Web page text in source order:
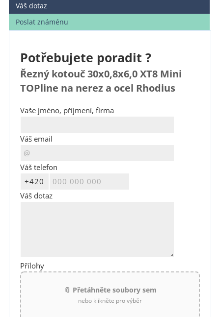
Váš dotaz
Poslat známénu
Potřebujete poradit ?
Řezný kotouč 30x0,8x6,0 XT8 Mini
TOPline na nerez a ocel Rhodius
Vaše jméno, příjmení, firma
Váš email
Váš telefon
Váš dotaz
Přílohy
📎 Přetáhněte soubory sem
nebo klikněte pro výběr